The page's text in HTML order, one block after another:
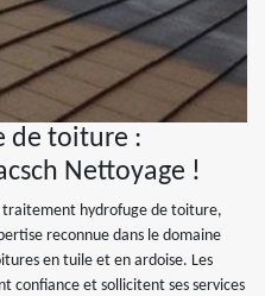
de toiture :
Nettoyage !
traitement hydrofuge de toiture,
reconnue dans le domaine
en tuile et en ardoise. Les
confiance et sollicitent ses services